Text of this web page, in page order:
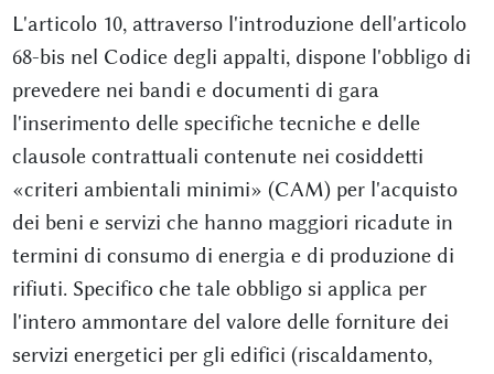
L'articolo 10, attraverso l'introduzione dell'articolo
68-bis nel Codice degli appalti, dispone l'obbligo di
prevedere nei bandi e documenti di gara
l'inserimento delle specifiche tecniche e delle
clausole contrattuali contenute nei cosiddetti
«criteri ambientali minimi» (CAM) per l'acquisto
dei beni e servizi che hanno maggiori ricadute in
termini di consumo di energia e di produzione di
rifiuti. Specifico che tale obbligo si applica per
l'intero ammontare del valore delle forniture dei
servizi energetici per gli edifici (riscaldamento,